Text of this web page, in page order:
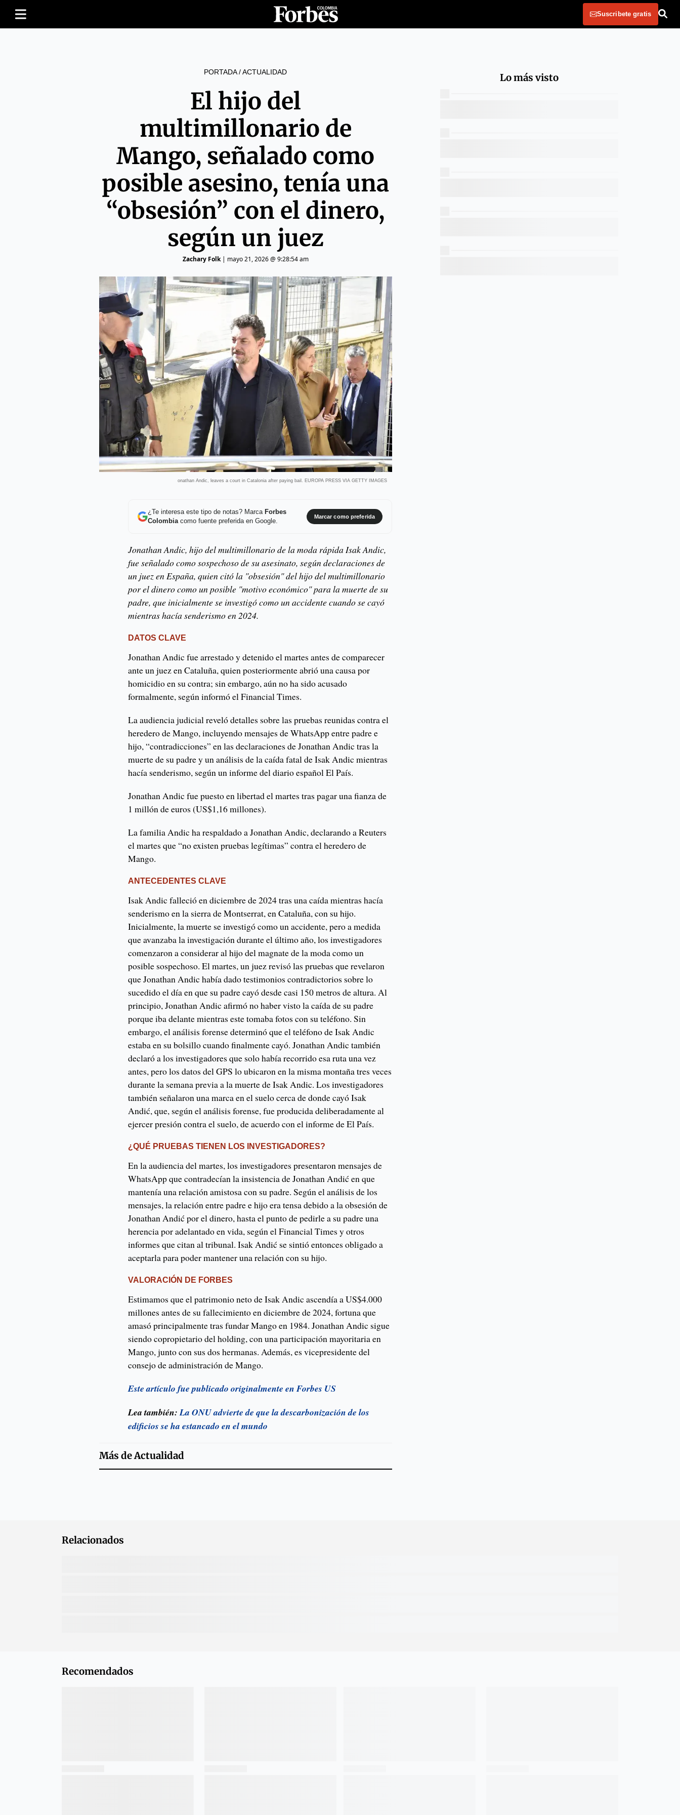
Suscribete gratis
PORTADA/ACTUALIDAD
El hijo del
multimillonario de
Mango, señalado como
posible asesino, tenía una
“obsesión” con el dinero,
según un juez
Zachary Folk| mayo 21, 2026 @ 9:28:54 am
onathan Andic, leaves a court in Catalonia after paying bail. EUROPA PRESS VIA GETTY IMAGES
¿Te interesa este tipo de notas? Marca Forbes
Colombiacomo fuente preferida en Google.
Marcar como preferida
Jonathan Andic, hijo del multimillonario de la moda rápida Isak Andic,
fue señalado como sospechoso de su asesinato, según declaraciones de
un juez en España, quien citó la "obsesión" del hijo del multimillonario
por el dinero como un posible "motivo económico" para la muerte de su
padre, que inicialmente se investigó como un accidente cuando se cayó
mientras hacía senderismo en 2024.
DATOS CLAVE
Jonathan Andic fue arrestado y detenido el martes antes de comparecer
ante un juez en Cataluña, quien posteriormente abrió una causa por
homicidio en su contra; sin embargo, aún no ha sido acusado
formalmente, según informó el Financial Times.
La audiencia judicial reveló detalles sobre las pruebas reunidas contra el
heredero de Mango, incluyendo mensajes de WhatsApp entre padre e
hijo, “contradicciones” en las declaraciones de Jonathan Andic tras la
muerte de su padre y un análisis de la caída fatal de Isak Andic mientras
hacía senderismo, según un informe del diario español El País.
Jonathan Andic fue puesto en libertad el martes tras pagar una fianza de
1 millón de euros (US$1,16 millones).
La familia Andic ha respaldado a Jonathan Andic, declarando a Reuters
el martes que “no existen pruebas legítimas” contra el heredero de
Mango.
ANTECEDENTES CLAVE
Isak Andic falleció en diciembre de 2024 tras una caída mientras hacía
senderismo en la sierra de Montserrat, en Cataluña, con su hijo.
Inicialmente, la muerte se investigó como un accidente, pero a medida
que avanzaba la investigación durante el último año, los investigadores
comenzaron a considerar al hijo del magnate de la moda como un
posible sospechoso. El martes, un juez revisó las pruebas que revelaron
que Jonathan Andic había dado testimonios contradictorios sobre lo
sucedido el día en que su padre cayó desde casi 150 metros de altura. Al
principio, Jonathan Andic afirmó no haber visto la caída de su padre
porque iba delante mientras este tomaba fotos con su teléfono. Sin
embargo, el análisis forense determinó que el teléfono de Isak Andic
estaba en su bolsillo cuando finalmente cayó. Jonathan Andic también
declaró a los investigadores que solo había recorrido esa ruta una vez
antes, pero los datos del GPS lo ubicaron en la misma montaña tres veces
durante la semana previa a la muerte de Isak Andic. Los investigadores
también señalaron una marca en el suelo cerca de donde cayó Isak
Andić, que, según el análisis forense, fue producida deliberadamente al
ejercer presión contra el suelo, de acuerdo con el informe de El País.
¿QUÉ PRUEBAS TIENEN LOS INVESTIGADORES?
En la audiencia del martes, los investigadores presentaron mensajes de
WhatsApp que contradecían la insistencia de Jonathan Andić en que
mantenía una relación amistosa con su padre. Según el análisis de los
mensajes, la relación entre padre e hijo era tensa debido a la obsesión de
Jonathan Andić por el dinero, hasta el punto de pedirle a su padre una
herencia por adelantado en vida, según el Financial Times y otros
informes que citan al tribunal. Isak Andić se sintió entonces obligado a
aceptarla para poder mantener una relación con su hijo.
VALORACIÓN DE FORBES
Estimamos que el patrimonio neto de Isak Andic ascendía a US$4.000
millones antes de su fallecimiento en diciembre de 2024, fortuna que
amasó principalmente tras fundar Mango en 1984. Jonathan Andic sigue
siendo copropietario del holding, con una participación mayoritaria en
Mango, junto con sus dos hermanas. Además, es vicepresidente del
consejo de administración de Mango.
Este artículo fue publicado originalmente en Forbes US
Lea también: La ONU advierte de que la descarbonización de los
edificios se ha estancado en el mundo
Más deActualidad
Lo más visto
Relacionados
Recomendados